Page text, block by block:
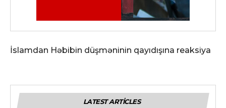
İslamdan Həbibin düşməninin qayıdışına reaksiya
LATEST ARTICLES